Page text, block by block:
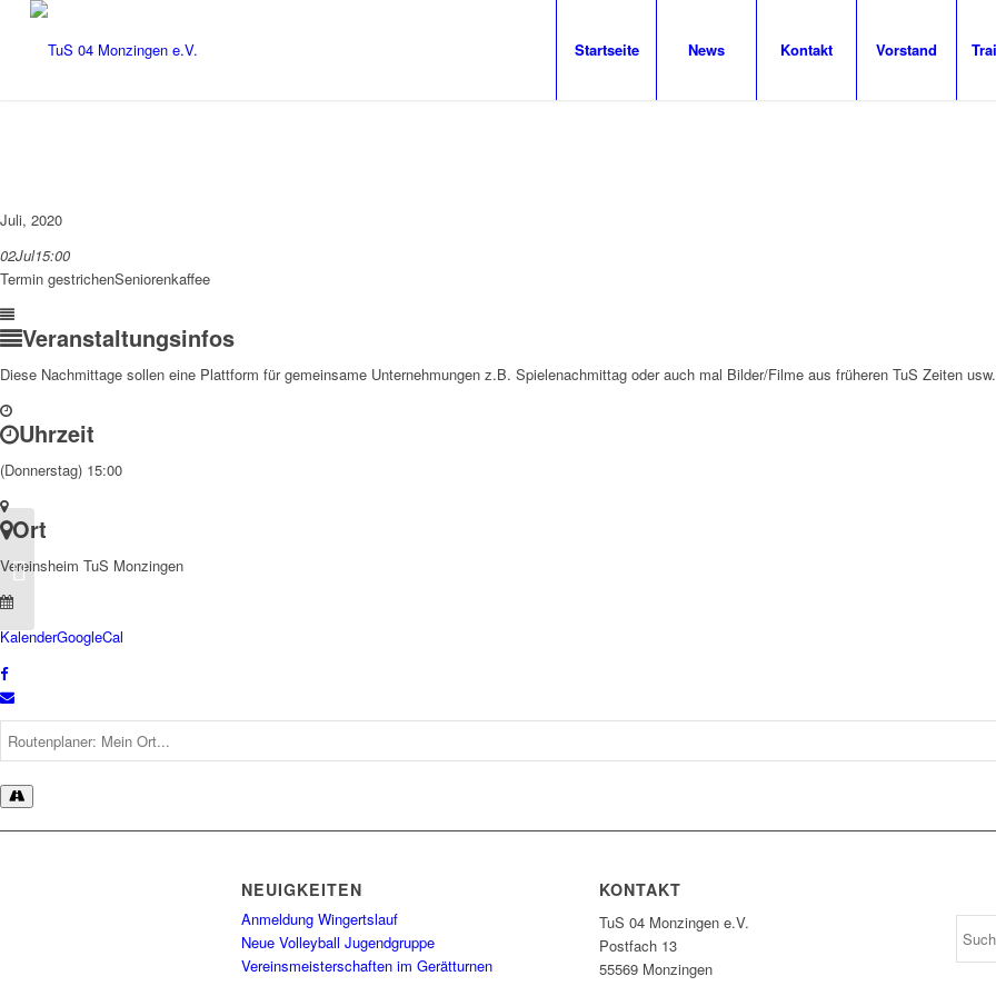
Startseite News Kontakt Vorstand
Juli, 2020
02Jul15:00
Termin gestrichenSeniorenkaffee
Veranstaltungsinfos
Diese Nachmittage sollen eine Plattform für gemeinsame Unternehmungen z.B. Spielenachmittag oder auch mal Bilder/Filme aus früheren TuS Zeiten
Uhrzeit
(Donnerstag) 15:00
Ort
Vereinsheim TuS Monzingen
KalenderGoogleCal
NEUIGKEITEN
Anmeldung Wingertslauf
Neue Volleyball Jugendgruppe
Vereinsmeisterschaften im Gerätturnen
KONTAKT
TuS 04 Monzingen e.V.
Postfach 13
55569 Monzingen
Seniorenkaffee